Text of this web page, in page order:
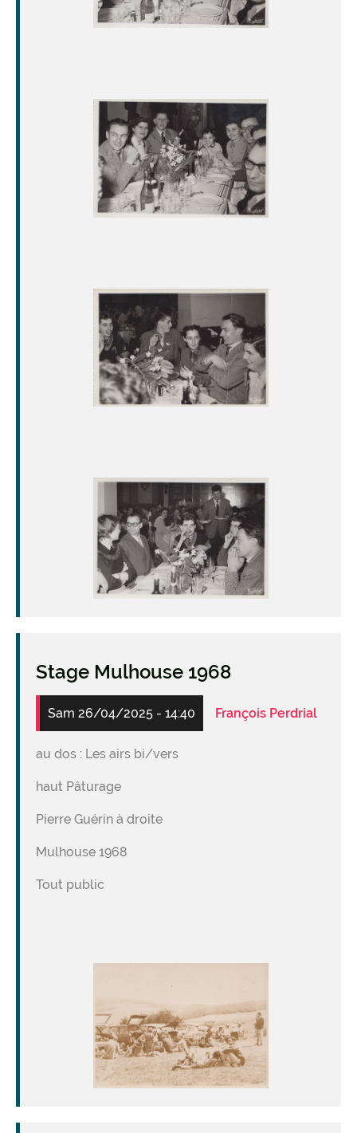
Image
Image
Image
Stage Mulhouse 1968
Sam 26/04/2025 - 14:40 François Perdrial
au dos : Les airs bi/vers
haut Pâturage
Pierre Guérin à droite
Mulhouse 1968
Tout public